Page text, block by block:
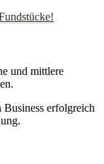
und mittlere
Business erfolgreich